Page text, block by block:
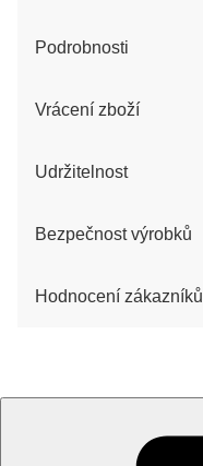
Podrobnosti
Vrácení zboží
Udržitelnost
Bezpečnost výrobků
Hodnocení zákazníků